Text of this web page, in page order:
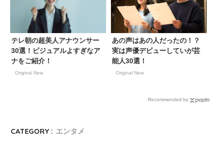
テレ朝の超美人アナウンサー
30選！ビジュアルよすぎなア
ナをご紹介！
Original New
あの声はあの人だったの！？
実は声優デビューしていが芸
能人30選！
Original New
Recommended by
CATEGORY : エンタメ